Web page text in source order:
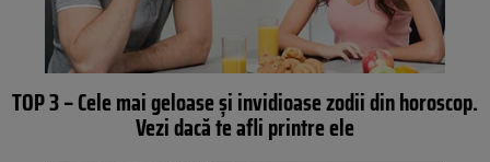
TOP 3 – Cele mai geloase și invidioase zodii din horoscop.
Vezi dacă te afli printre ele